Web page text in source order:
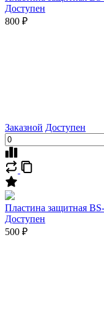
Доступен
800 ₽
Заказной Доступен
Пластина защитная
Доступен
500 ₽